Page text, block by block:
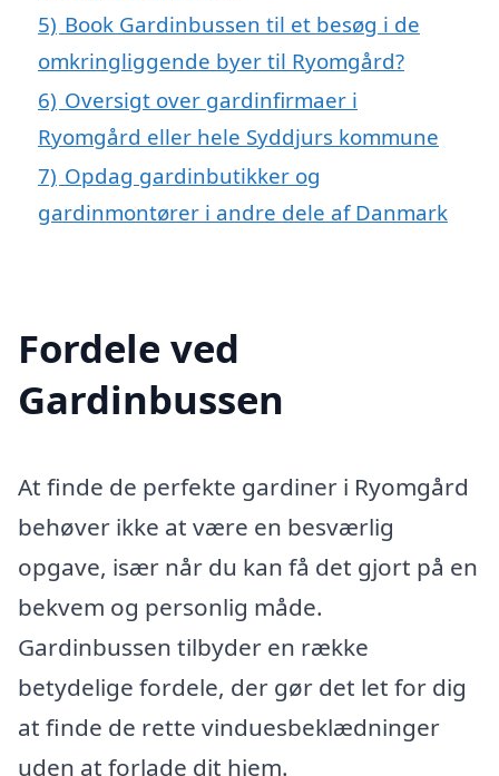
5) Book Gardinbussen til et besøg i de
omkringliggende byer til Ryomgård?
6) Oversigt over gardinfirmaer i
Ryomgård eller hele Syddjurs kommune
7) Opdag gardinbutikker og
gardinmontører i andre dele af Danmark
Fordele ved
Gardinbussen
At finde de perfekte gardiner i Ryomgård
behøver ikke at være en besværlig
opgave, især når du kan få det gjort på en
bekvem og personlig måde.
Gardinbussen tilbyder en række
betydelige fordele, der gør det let for dig
at finde de rette vinduesbeklædninger
uden at forlade dit hjem.